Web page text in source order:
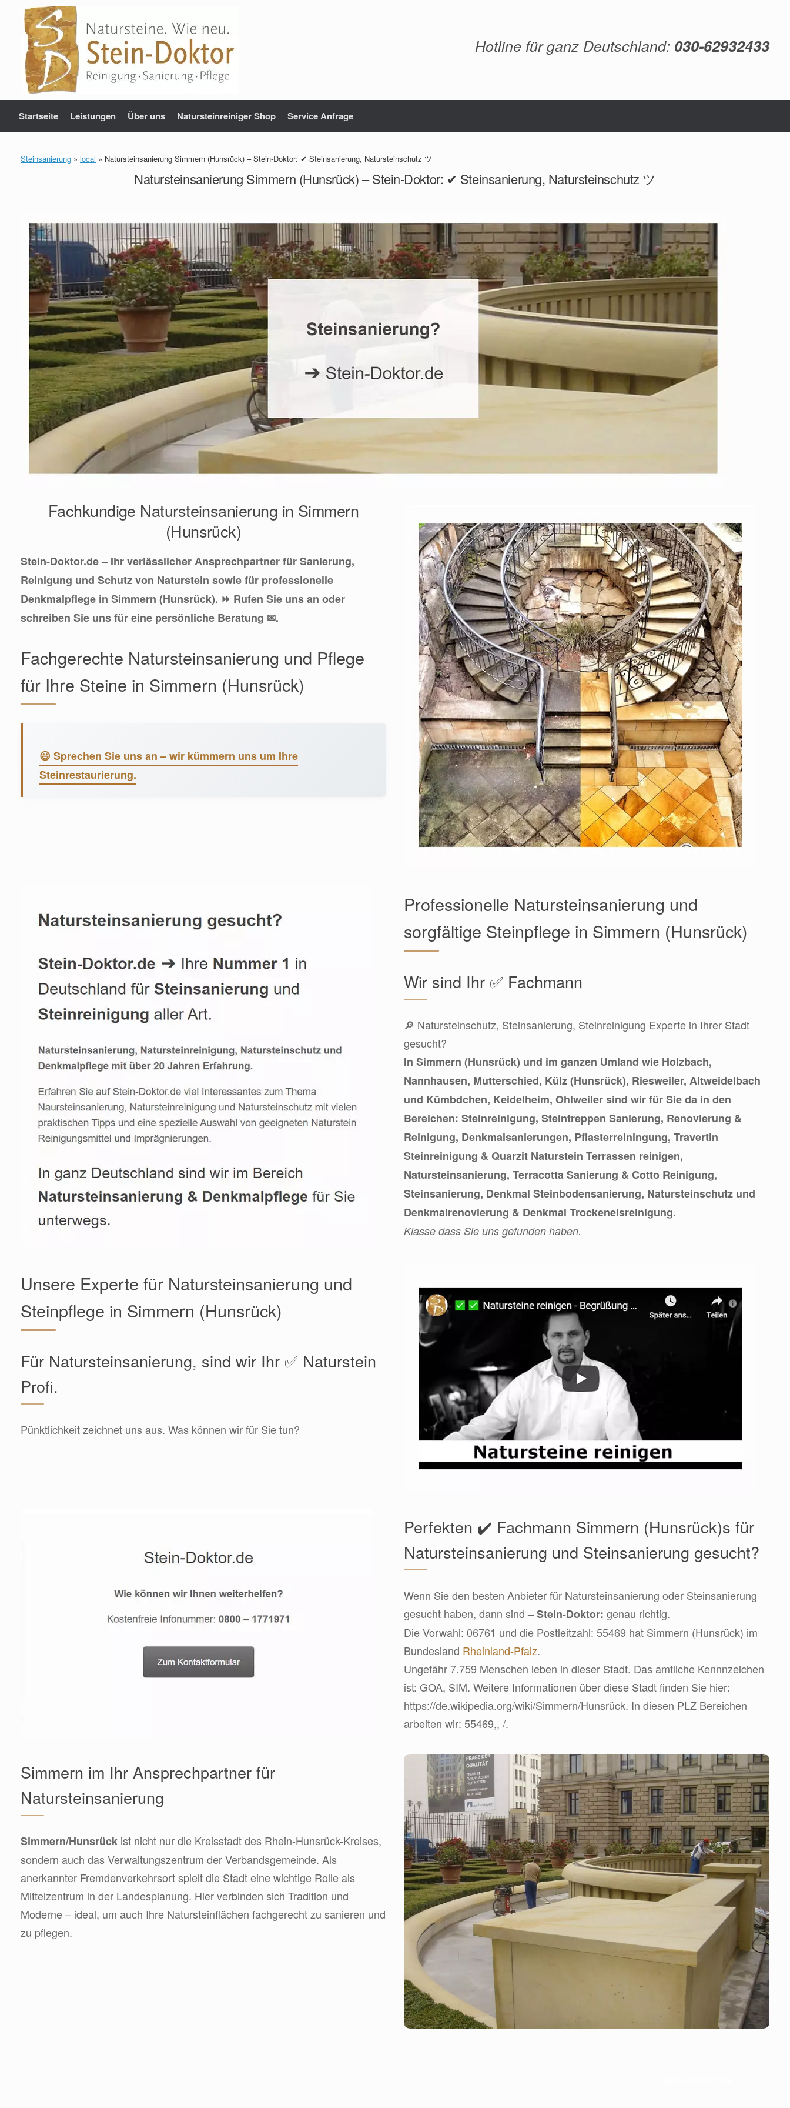
springen
Hotline für ganz Deutschland: 030-62932433
Startseite Leistungen Über uns Natursteinreiniger Shop Service Anfrage
Steinsanierung » local » Natursteinsanierung Simmern (Hunsrück) – Stein-Doktor: ✔ Steinsanierung, Natursteinschutz ツ
Natursteinsanierung Simmern (Hunsrück) – Stein-Doktor: ✔ Steinsanierung, Natursteinschutz ツ
Fachkundige Natursteinsanierung in Simmern
(Hunsrück)
Stein-Doktor.de – Ihr verlässlicher Ansprechpartner für Sanierung,
Reinigung und Schutz von Naturstein sowie für professionelle
Denkmalpflege in Simmern (Hunsrück). ⏩ Rufen Sie uns an oder
schreiben Sie uns für eine persönliche Beratung ✉.
Fachgerechte Natursteinsanierung und Pflege
für Ihre Steine in Simmern (Hunsrück)
😃 Sprechen Sie uns an – wir kümmern uns um Ihre
Steinrestaurierung.
Professionelle Natursteinsanierung und
sorgfältige Steinpflege in Simmern (Hunsrück)
Wir sind Ihr ✅ Fachmann
🔎 Natursteinschutz, Steinsanierung, Steinreinigung Experte in Ihrer Stadt
gesucht?
In Simmern (Hunsrück) und im ganzen Umland wie Holzbach,
Nannhausen, Mutterschied, Külz (Hunsrück), Riesweiler, Altweidelbach
und Kümbdchen, Keidelheim, Ohlweiler sind wir für Sie da in den
Bereichen: Steinreinigung, Steintreppen Sanierung, Renovierung &
Reinigung, Denkmalsanierungen, Pflasterreiningung, Travertin
Steinreinigung & Quarzit Naturstein Terrassen reinigen,
Natursteinsanierung, Terracotta Sanierung & Cotto Reinigung,
Steinsanierung, Denkmal Steinbodensanierung, Natursteinschutz und
Denkmalrenovierung & Denkmal Trockeneisreinigung.
Klasse dass Sie uns gefunden haben.
Unsere Experte für Natursteinsanierung und
Steinpflege in Simmern (Hunsrück)
Für Natursteinsanierung, sind wir Ihr ✅ Naturstein
Profi.
Pünktlichkeit zeichnet uns aus. Was können wir für Sie tun?
Perfekten ✔️ Fachmann Simmern (Hunsrück)s für
Natursteinsanierung und Steinsanierung gesucht?
Wenn Sie den besten Anbieter für Natursteinsanierung oder Steinsanierung
gesucht haben, dann sind– Stein-Doktor: genau richtig.
Die Vorwahl: 06761 und die Postleitzahl: 55469 hat Simmern (Hunsrück) im
Bundesland Rheinland-Pfalz.
Ungefähr 7.759 Menschen leben in dieser Stadt. Das amtliche Kennnzeichen
ist: GOA, SIM. Weitere Informationen über diese Stadt finden Sie hier:
https://de.wikipedia.org/wiki/Simmern/Hunsrück. In diesen PLZ Bereichen
arbeiten wir: 55469,, /.
Simmern im Ihr Ansprechpartner für
Natursteinsanierung
Simmern/Hunsrück ist nicht nur die Kreisstadt des Rhein-Hunsrück-Kreises,
sondern auch das Verwaltungszentrum der Verbandsgemeinde. Als
anerkannter Fremdenverkehrsort spielt die Stadt eine wichtige Rolle als
Mittelzentrum in der Landesplanung. Hier verbinden sich Tradition und
Moderne – ideal, um auch Ihre Natursteinflächen fachgerecht zu sanieren und
zu pflegen.